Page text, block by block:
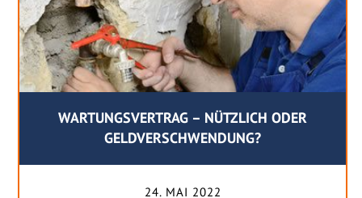
WARTUNGSVERTRAG – NÜTZLICH ODER
GELDVERSCHWENDUNG?
24. MAI 2022